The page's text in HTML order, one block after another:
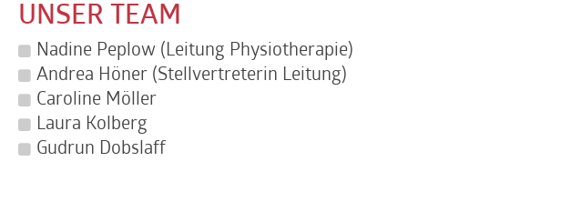
UNSER TEAM
Nadine Peplow (Leitung Physiotherapie)
Andrea Höner (Stellvertreterin Leitung)
Caroline Möller
Laura Kolberg
Gudrun Dobslaff